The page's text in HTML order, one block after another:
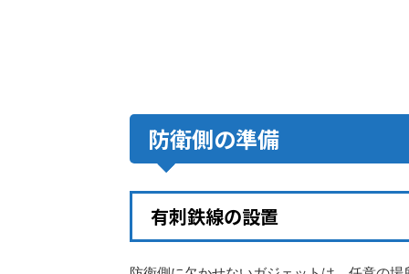
防衛側の準備
有刺鉄線の設置